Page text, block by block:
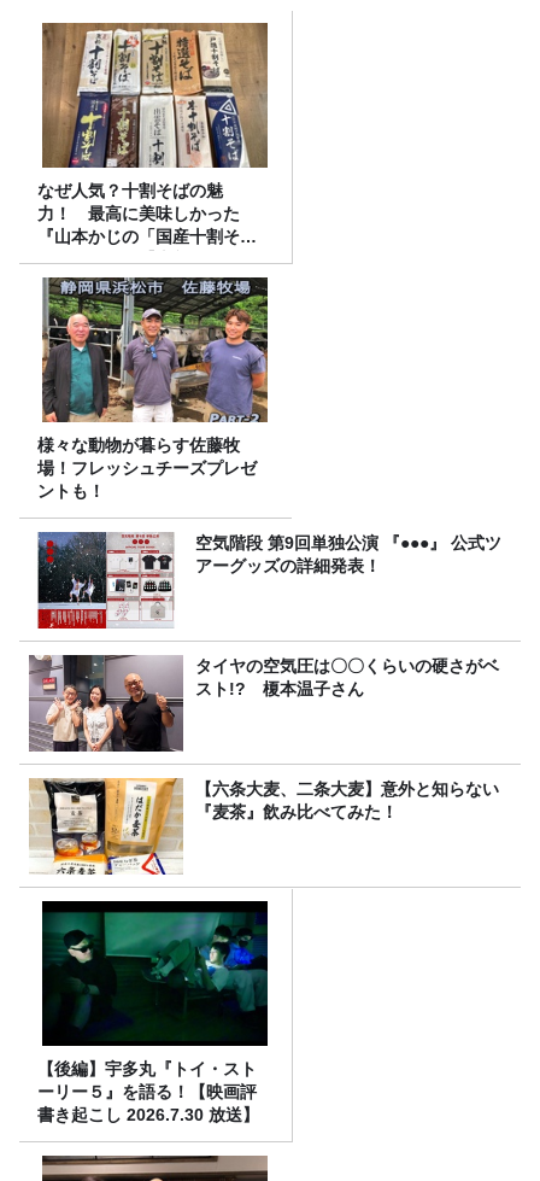
なぜ人気？十割そばの魅
力！ 最高に美味しかった
『山本かじの「国産十割そ
ば」』とは？【十割そば10種
食べ比べ】
様々な動物が暮らす佐藤牧
場！フレッシュチーズプレゼ
ントも！
空気階段 第9回単独公演 『●●●』 公式ツ
アーグッズの詳細発表！
タイヤの空気圧は〇〇くらいの硬さがベ
スト!? 榎本温子さん
【六条大麦、二条大麦】意外と知らない
『麦茶』飲み比べてみた！
【後編】宇多丸『トイ・スト
ーリー５』を語る！【映画評
書き起こし 2026.7.30 放送】